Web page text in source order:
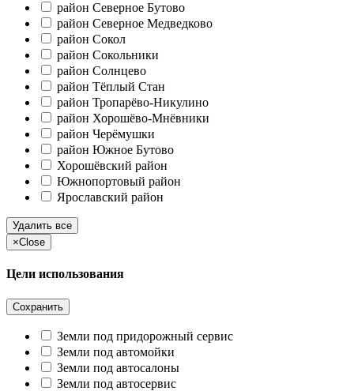
район Северное Бутово
район Северное Медведково
район Сокол
район Сокольники
район Солнцево
район Тёплый Стан
район Тропарёво-Никулино
район Хорошёво-Мнёвники
район Черёмушки
район Южное Бутово
Хорошёвский район
Южнопортовый район
Ярославский район
Удалить все
×Close
Цели использования
Сохранить
Земли под придорожный сервис
Земли под автомойки
Земли под автосалоны
Земли под автосервис